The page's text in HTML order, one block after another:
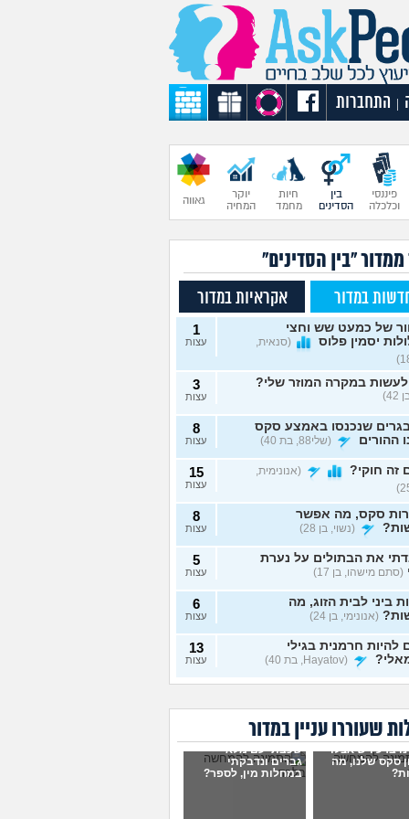
התחברות
פיננסי
וכלכלה
בין
הסדינים
חיות
מחמד
יוקר
המחיה
גאווה
ממדור "בין הסדינים"
במדור אקראיות במדור
של כמעט שש וחצי
יסמין פלוס
(סנאית,
1
עצות
במקרה המוזר שלי? 3
עצות
שנכנסו באמצע סקס
ההורים
(שלי88, בת 40)
8
עצות
זה חוקי?
(אנונימית,
15
עצות
סקס, מה אפשר
(נשוי, בן 28)
8
עצות
את הבתולים על נערת
(סתם מישהו, בן 17)
5
עצות
ביני לבית הזוג, מה
(אנונימי, בן 24)
6
עצות
להיות חרמנית בגילי
(Hayatov, בת 40)
13
עצות
18)
יחד עם הבן זוג, והוא
עליי ולא חושק בי,
(כינוי, בת 26)
9
עצות
שעוררו עניין במדור
ברע ויש אצלו
סקס שלנו, מה
שכבתי עם מלא
גברים ונדבקתי
במחלות מין, לספר?